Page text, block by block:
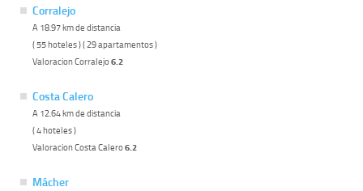
Corralejo
A 18.97 km de distancia
( 55 hoteles ) ( 29 apartamentos )
Valoracion Corralejo6.2
Costa Calero
A 12.64 km de distancia
( 4 hoteles )
Valoracion Costa Calero6.2
Mácher